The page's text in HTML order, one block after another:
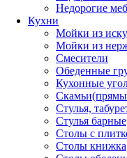
Недорогие
Кухни
Мойки из
Мойки из
Смесители
Обеденные
Кухонные
Стулья,
Стулья барные
Столы с
Столы книжка